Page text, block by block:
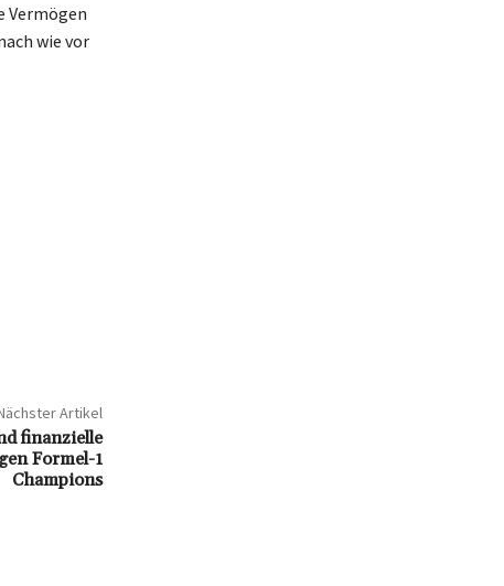
Vermögen
wie vor
Artikel
finanzielle
Formel-1
Champions